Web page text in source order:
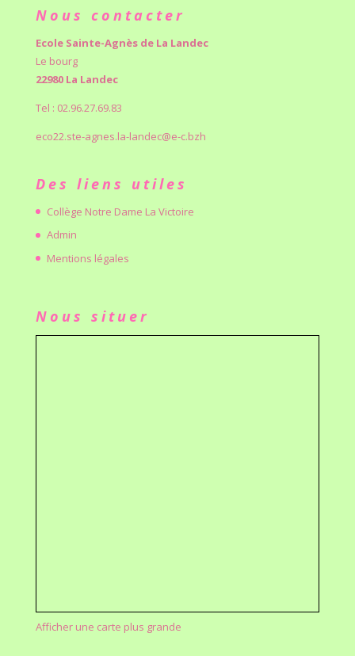
Nous contacter
Ecole Sainte-Agnès de La Landec
Le bourg
22980 La Landec
Tel : 02.96.27.69.83
eco22.ste-agnes.la-landec@e-c.bzh
Des liens utiles
Collège Notre Dame La Victoire
Admin
Mentions légales
Nous situer
Afficher une carte plus grande